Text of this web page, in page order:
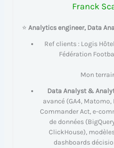
Franck
⭐ Analytics engineer, Data
Ref clients : Logis
Fédération
Mon
Data Analyst &
avancé (GA4, Matomo,
Commander Act, e-
de données
ClickHouse),
dashboards